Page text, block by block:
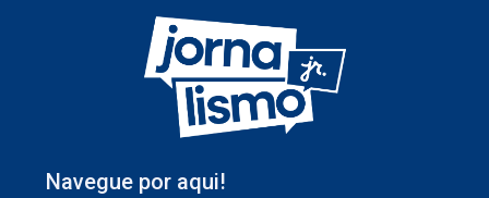
Navegue por aqui!